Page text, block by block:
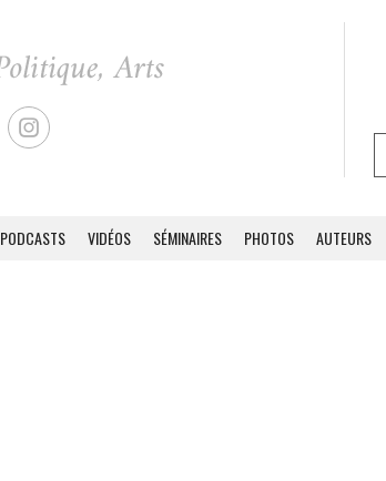
PODCASTS VIDÉOS SÉMINAIRES PHOTOS AUTEURS